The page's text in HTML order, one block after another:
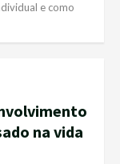
e como
na vida